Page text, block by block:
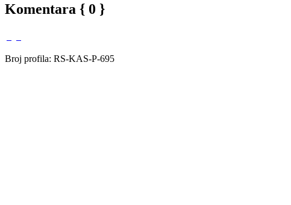
Komentara { 0 }
Broj profila: RS-KAS-P-695